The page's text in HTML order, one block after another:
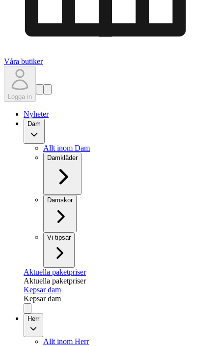
Våra butiker
Logga in
Nyheter
Dam
Allt inom Dam
Damkläder
Damskor
Vi tipsar
Aktuella paketpriser
Aktuella paketpriser
Kepsar dam
Kepsar dam
Herr
Allt inom Herr